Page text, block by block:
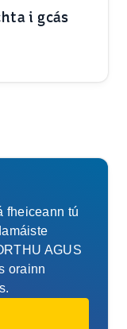
i gcás
fheiceann tú
AGUS
orainn